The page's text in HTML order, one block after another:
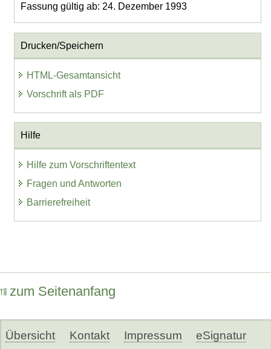
Fassung gültig ab: 24. Dezember 1993
Drucken/Speichern
HTML-Gesamtansicht
Vorschrift als PDF
Hilfe
Hilfe zum Vorschriftentext
Fragen und Antworten
Barrierefreiheit
zum Seitenanfang
Übersicht Kontakt Impressum eSignatur